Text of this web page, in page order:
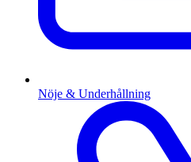
Nöje & Underhållning